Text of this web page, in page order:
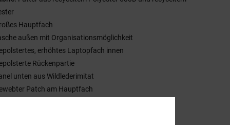
Hauptfach
außen mit Organisationsmöglichkeit
erhöhtes Laptopfach innen
Rückenpartie
unten aus Wildlederimitat
Patch am Hauptfach